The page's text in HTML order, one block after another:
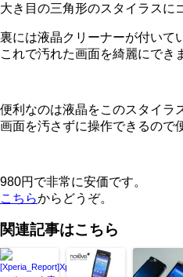
大き目の三角形のスタイラスに
裏には液晶クリーナーが付いて
これで汚れた画面を綺麗にでき
便利なのは液晶をこのスタイラ
画面を汚さずに操作できるので
980円で非常に安価です。
こちらからどうぞ。
関連記事はこちら